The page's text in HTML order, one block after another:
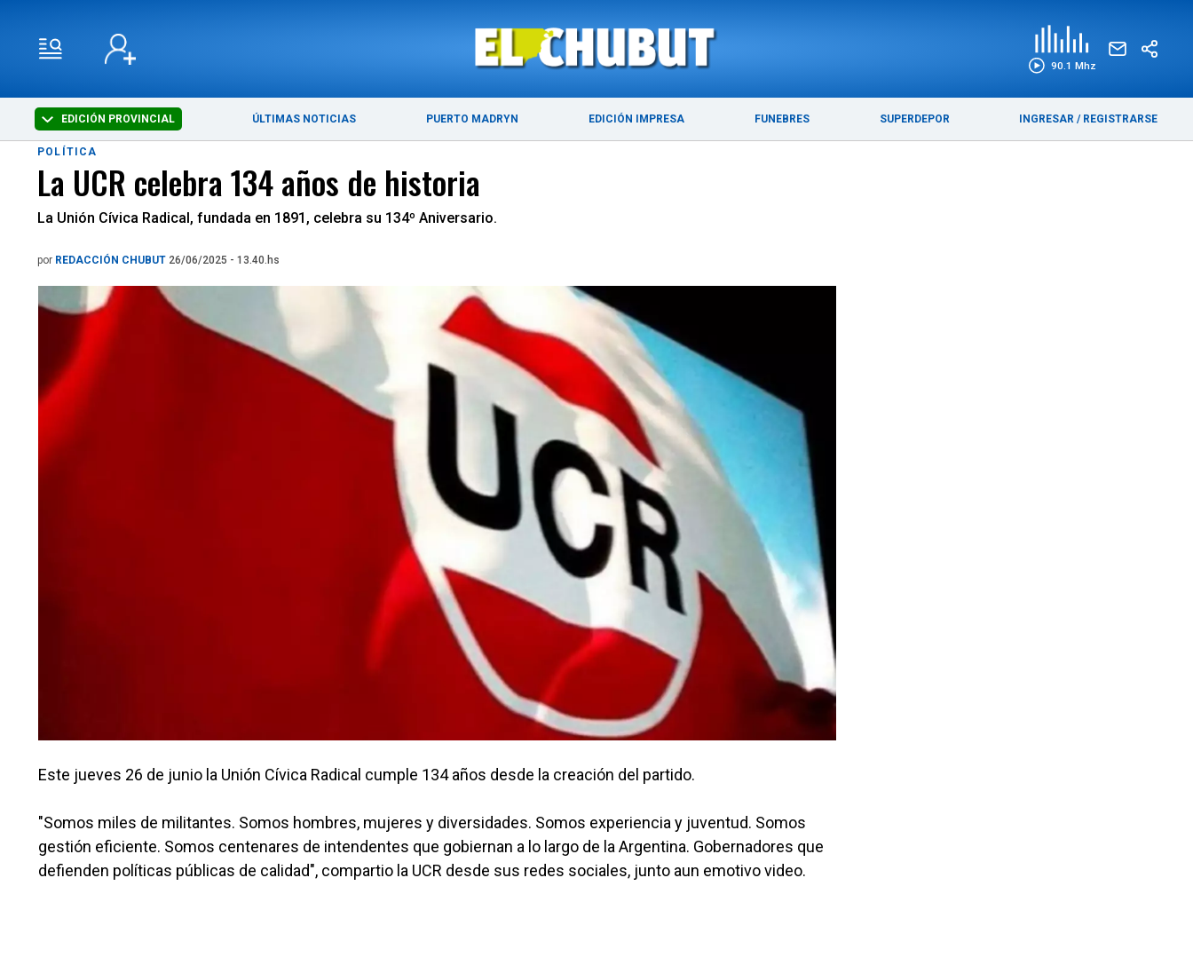
90.1 Mhz
EDICIÓN PROVINCIAL ÚLTIMAS NOTICIAS PUERTO MADRYN EDICIÓN IMPRESA FUNEBRES SUPERDEPOR INGRESAR / REGISTRARSE
ÚLTIMAS NOTICIAS PUERTO MADRYN
POLÍTICA
La UCR celebra 134 años de historia
La Unión Cívica Radical, fundada en 1891, celebra su 134º Aniversario.
por REDACCIÓN CHUBUT 26/06/2025 - 13.40.hs
Este jueves 26 de junio la Unión Cívica Radical cumple 134 años desde la creación del partido.
"Somos miles de militantes. Somos hombres, mujeres y diversidades. Somos experiencia y juventud. Somos
gestión eficiente. Somos centenares de intendentes que gobiernan a lo largo de la Argentina. Gobernadores que
defienden políticas públicas de calidad", compartio la UCR desde sus redes sociales, junto aun emotivo video.